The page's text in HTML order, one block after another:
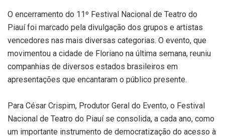
O encerramento do 11º Festival Nacional de Teatro do
Piauí foi marcado pela divulgação dos grupos e artistas
vencedores nas mais diversas categorias. O evento, que
movimentou a cidade de Floriano na última semana, reuniu
companhias de diversos estados brasileiros em
apresentações que encantaram o público presente.
Para César Crispim, Produtor Geral do Evento, o Festival
Nacional de Teatro do Piauí se consolida, a cada ano, como
um importante instrumento de democratização do acesso à